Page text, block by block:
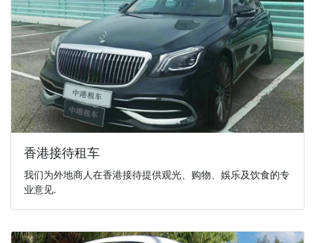
香港接待租车
我们为外地商人在香港接待提供观光、购物、娛乐及饮食的专
业意见.